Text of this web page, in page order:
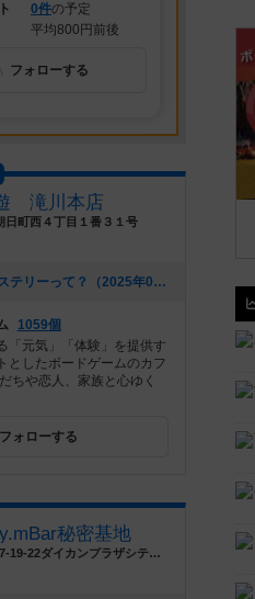
0件の予定
平均800円前後
フォローする
滝川本店
日町西４丁目１番３１号
[NEW] マーダーミステリーって？（2025年03月11日 22時48分）
1059個
「元気」「体験」を提供す
としたボードゲームのカフ
ちや恋人、家族と心ゆく
フォローする
秘密基地
東京都新宿区西新宿7-19-22ダイカンプラザシティ104